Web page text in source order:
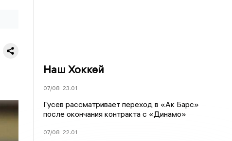
Наш Хоккей
07/08 23:01
Гусев рассматривает переход в «Ак Барс»
после окончания контракта с «Динамо»
07/08 22:01